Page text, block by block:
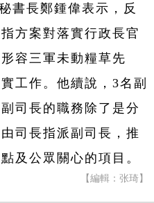
書長鄭鍾偉表示，反
方案對落實行政長官
容三軍未動糧草先
工作。他續說，3名副
司長的職務除了是分
司長指派副司長，推
及公眾關心的項目。
【編輯：张琦】